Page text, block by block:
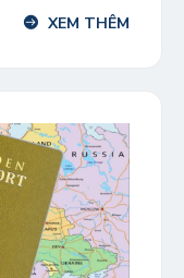
một năm rưỡi
XEM THÊM